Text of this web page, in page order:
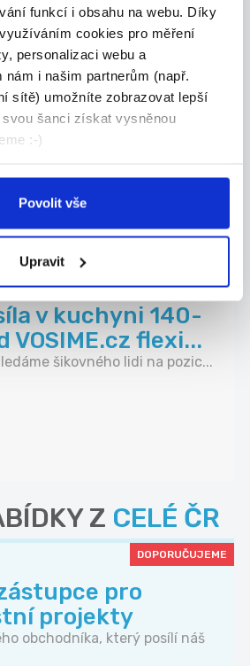
funkcí i obsahu na webu. Díky
cookies pro měření
personalizaci webu a
i našim partnerům (např.
sítě) umožníte zobrazovat lepší
šanci získat vysněnou
:-)
Povolit vše
Upravit
TOP
až za 350 Kč
jde. V čase, který vám
v kuchyni 140-
VOSIME.cz flexi...
šikovného lidi na pozic...
Z CELÉ ČR
DOPORUČUJEME
pro
projekty
obchodníka, který posílí náš